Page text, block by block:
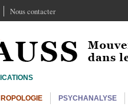
Nous contacter
PSYCHANALYSE